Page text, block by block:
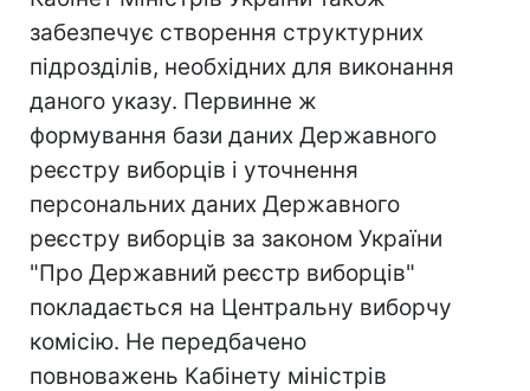
забезпечує створення структурних
підрозділів, необхідних для виконання
даного указу. Первинне ж
формування бази даних Державного
реєстру виборців і уточнення
персональних даних Державного
реєстру виборців за законом України
"Про Державний реєстр виборців"
покладається на Центральну виборчу
комісію. Не передбачено
повноважень Кабінету міністрів